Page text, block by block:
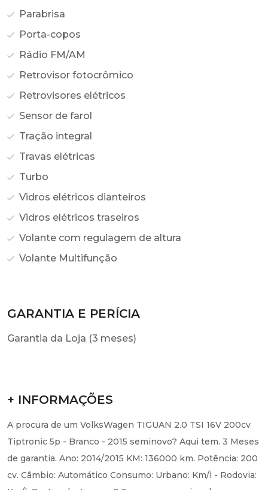
Parabrisa
Porta-copos
Rádio FM/AM
Retrovisor fotocrômico
Retrovisores elétricos
Sensor de farol
Tração integral
Travas elétricas
Turbo
Vidros elétricos dianteiros
Vidros elétricos traseiros
Volante com regulagem de altura
Volante Multifunção
GARANTIA E PERÍCIA
Garantia da Loja (3 meses)
+ INFORMAÇÕES
A procura de um VolksWagen TIGUAN 2.0 TSI 16V 200cv
Tiptronic 5p - Branco - 2015 seminovo? Aqui tem. 3 Meses
de garantia. Ano: 2014/2015 KM: 136000 km. Potência: 200
cv. Câmbio: Automático Consumo: Urbano: Km/l - Rodovia: